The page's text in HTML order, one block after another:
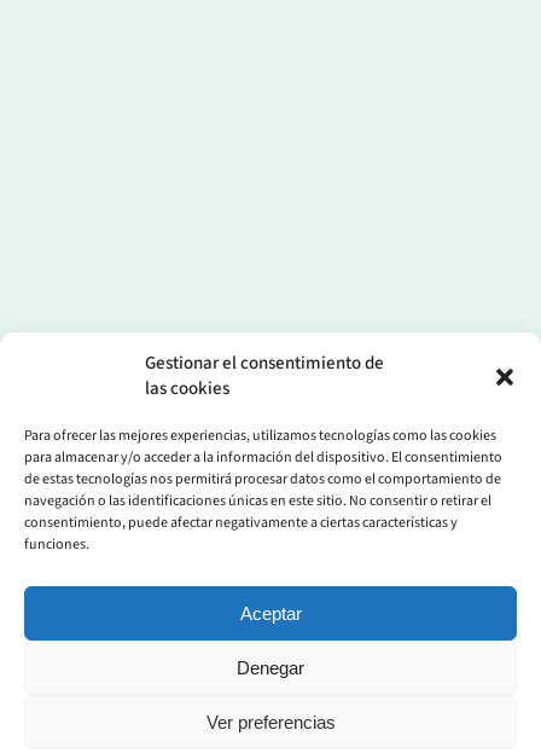
Gestionar el consentimiento de
las cookies
Para ofrecer las mejores experiencias, utilizamos tecnologías como las cookies
para almacenar y/o acceder a la información del dispositivo. El consentimiento
de estas tecnologías nos permitirá procesar datos como el comportamiento de
navegación o las identificaciones únicas en este sitio. No consentir o retirar el
consentimiento, puede afectar negativamente a ciertas características y
funciones.
Aceptar
Denegar
Ver preferencias
pueblosdecadiz.com
Todos los derechos reservados.
Política de Privacidad